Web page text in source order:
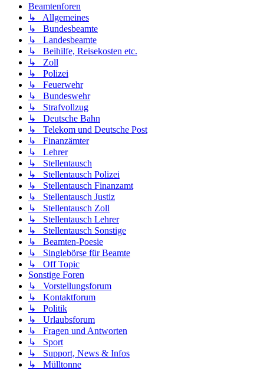
Beamtenforen
↳ Allgemeines
↳ Bundesbeamte
↳ Landesbeamte
↳ Beihilfe, Reisekosten etc.
↳ Zoll
↳ Polizei
↳ Feuerwehr
↳ Bundeswehr
↳ Strafvollzug
↳ Deutsche Bahn
↳ Telekom und Deutsche Post
↳ Finanzämter
↳ Lehrer
↳ Stellentausch
↳ Stellentausch Polizei
↳ Stellentausch Finanzamt
↳ Stellentausch Justiz
↳ Stellentausch Zoll
↳ Stellentausch Lehrer
↳ Stellentausch Sonstige
↳ Beamten-Poesie
↳ Singlebörse für Beamte
↳ Off Topic
Sonstige Foren
↳ Vorstellungsforum
↳ Kontaktforum
↳ Politik
↳ Urlaubsforum
↳ Fragen und Antworten
↳ Sport
↳ Support, News & Infos
↳ Mülltonne